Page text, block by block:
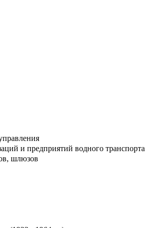
и предприятий водного транспорта
шлюзов